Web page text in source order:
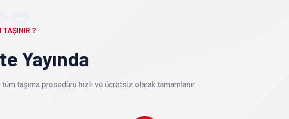
TAŞINIR ?
Yayında
taşıma prosedürü hızlı ve ücretsiz olarak tamamlanır.